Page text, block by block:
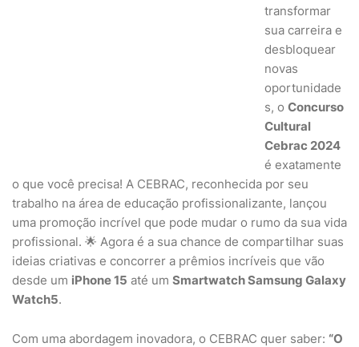
transformar
sua carreira e
desbloquear
novas
oportunidade
s, o Concurso
Cultural
Cebrac 2024
é exatamente
o que você precisa! A CEBRAC, reconhecida por seu
trabalho na área de educação profissionalizante, lançou
uma promoção incrível que pode mudar o rumo da sua vida
profissional. 🌟 Agora é a sua chance de compartilhar suas
ideias criativas e concorrer a prêmios incríveis que vão
desde um iPhone 15 até um Smartwatch Samsung Galaxy
Watch5.
Com uma abordagem inovadora, o CEBRAC quer saber: “O